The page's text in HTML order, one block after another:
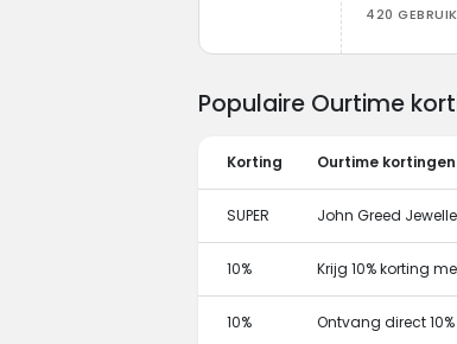
420
Populaire Ourtime
Korting Ourtime kortingen
SUPER John Greed
10% Krijg 10% korting
10% Ontvang direct